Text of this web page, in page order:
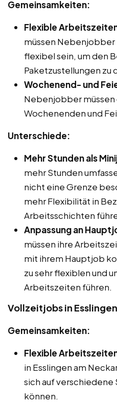
Gemeinsamkeiten:
Flexible
müssen Nebenjobber
flexibel sein, um den
Paketzustellungen zu
Wochenend- und
Nebenjobber
Wochenenden und
Unterschiede:
Mehr Stunden als
mehr Stunden
nicht eine Grenze
mehr Flexibilität in
Arbeitsschichten
Anpassung an
müssen ihre
mit ihrem Hauptjob
zu sehr flexiblen und
Arbeitszeiten führen.
Vollzeitjobs in
Gemeinsamkeiten:
Flexible
in Esslingen am
sich auf
können.